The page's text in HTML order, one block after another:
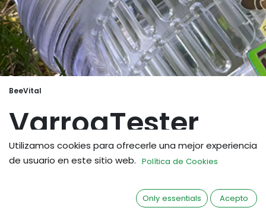
BeeVital
VarroaTester
Test innovador, todo en uno para sus
colmenas
El Varroa Tester fue desarrollado según las
recomendaciones de la Autoridad Europea de
Utilizamos cookies para ofrecerle una mejor experiencia
de usuario en este sitio web. Política de Cookies
Only essentials Acepto